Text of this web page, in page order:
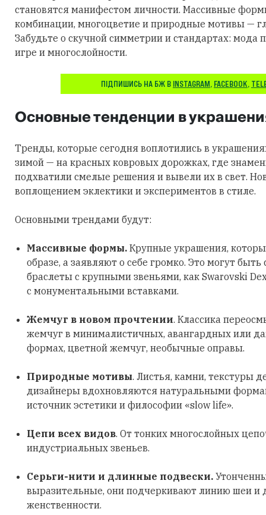
становятся манифестом личности. Массивные
комбинации, многоцветие и природные мотивы —
Забудьте о скучной симметрии и стандартах: мода
игре и многослойности.
ПІДПИШИСЬ НА БЖ В INSTAGRAM, FACEBOOK,
Основные тенденции в
Тренды, которые сегодня воплотились в
зимой — на красных ковровых дорожках, где
подхватили смелые решения и вывели их в свет.
воплощением эклектики и экспериментов в стиле.
Основными трендами будут:
Массивные формы. Крупные украшения,
образе, а заявляют о себе громко. Это могут быть
браслеты с крупными звеньями, как Swarovski
с монументальными вставками.
Жемчуг в новом прочтении. Классика
жемчуг в минималистичных, авангардных или
формах, цветной жемчуг, необычные оправы.
Природные мотивы. Листья, камни, текстуры
дизайнеры вдохновляются натуральными
источник эстетики и философии «slow life».
Цепи всех видов. От тонких многослойных
индустриальных звеньев.
Серьги-нити и длинные подвески.
выразительные, они подчеркивают линию шеи и
женственности.